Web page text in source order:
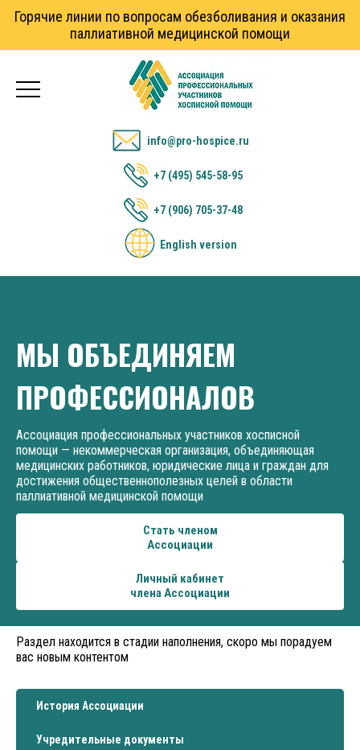
Горячие линии по вопросам обезболивания и оказания
паллиативной медицинской помощи
info@pro-hospice.ru
+7 (495) 545-58-95
+7 (906) 705-37-48
English version
МЫ ОБЪЕДИНЯЕМ
ПРОФЕССИОНАЛОВ
Ассоциация профессиональных участников хосписной
помощи — некоммерческая организация, объединяющая
медицинских работников, юридические лица и граждан для
достижения общественнополезных целей в области
паллиативной медицинской помощи
Стать членом
Ассоциации
Личный кабинет
члена Ассоциации
Раздел находится в стадии наполнения, скоро мы порадуем
вас новым контентом
История Ассоциации
Учредительные документы